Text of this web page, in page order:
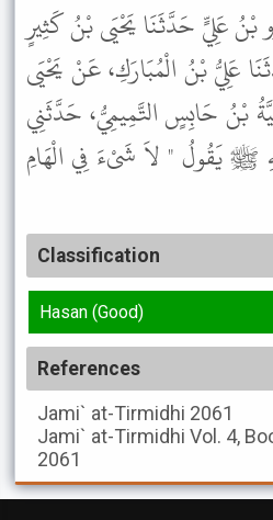
عَلِيٍّ حَدَّثَنَا يَحْيَى بْنُ كَثِيرٍ
عَلِيُّ بْنُ الْمُبَارَكِ، عَنْ يَحْيَى
بْنُ حَابِسٍ التَّمِيمِيُّ، حَدَّثَنِي
ﷺ يَقُولُ " لاَ شَىْءَ فِي الْهَامِ
Classification
Hasan (Good)
References
Jami` at-Tirmidhi 2061
Jami` at-Tirmidhi Vol. 4,
2061